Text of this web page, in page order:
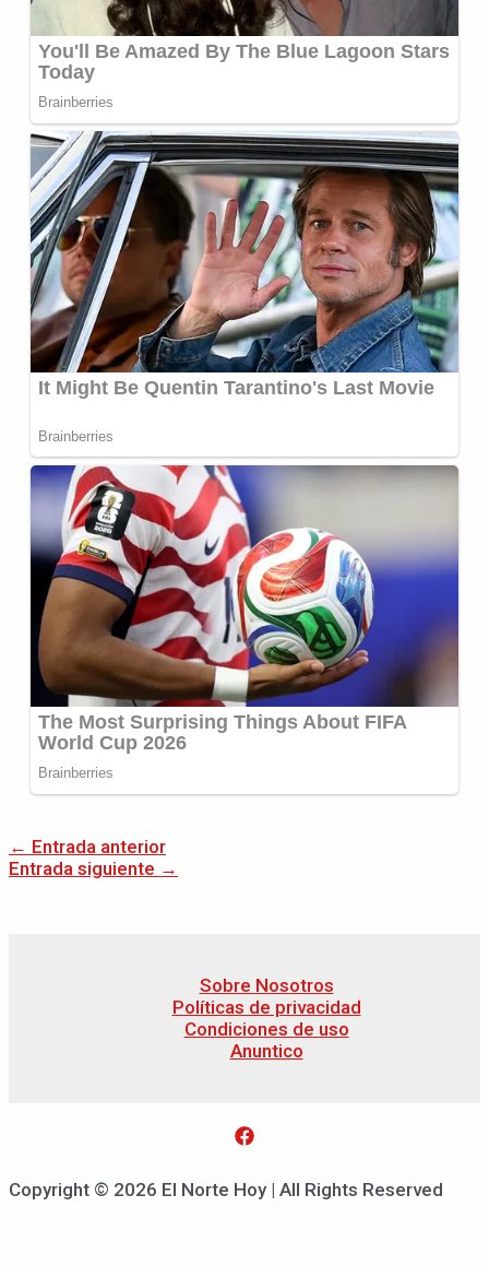
← Entrada anterior
Entrada siguiente →
Sobre Nosotros
Políticas de privacidad
Condiciones de uso
Anuntico
Copyright © 2026 El Norte Hoy | All Rights Reserved